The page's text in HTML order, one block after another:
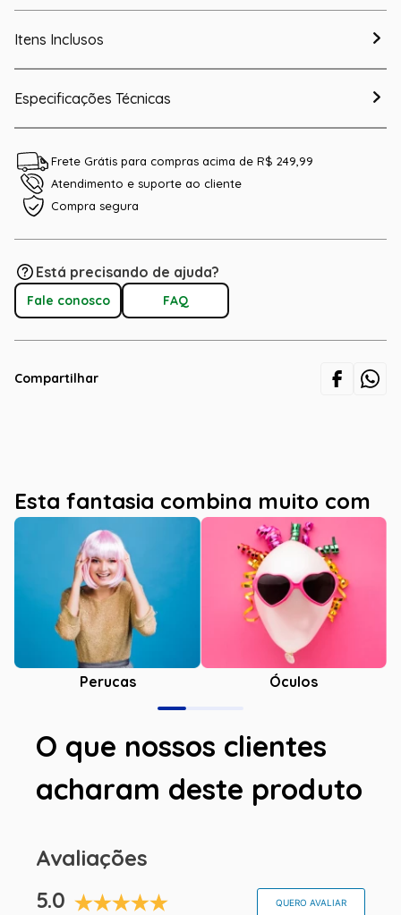
Itens Inclusos
Especificações Técnicas
Frete Grátis para compras acima de R$ 249,99
Atendimento e suporte ao cliente
Compra segura
Está precisando de ajuda?
Fale conosco FAQ
Compartilhar
Esta fantasia combina muito com
Perucas Óculos
O que nossos clientes
acharam deste produto
Avaliações
5.0
QUERO AVALIAR